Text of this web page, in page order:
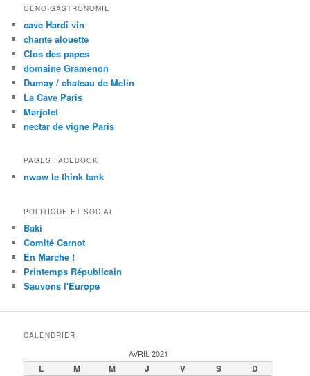
OENO-GASTRONOMIE
cave Hardi vin
chante alouette
Clos des papes
domaine Gramenon
Dumay / chateau de Melin
La Cave Paris
Marjolet
nectar de vigne Paris
PAGES FACEBOOK
nwow le think tank
POLITIQUE ET SOCIAL
Baki
Comité Carnot
En Marche !
Printemps Républicain
Sauvons l'Europe
CALENDRIER
AVRIL 2021
L M M J V S D